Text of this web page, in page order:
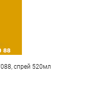
спрей 520мл